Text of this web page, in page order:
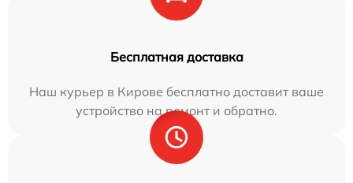
Бесплатная доставка
Наш курьер в Кирове бесплатно доставит ваше
устройство на ремонт и обратно.